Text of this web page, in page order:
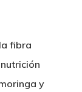
fibra
y